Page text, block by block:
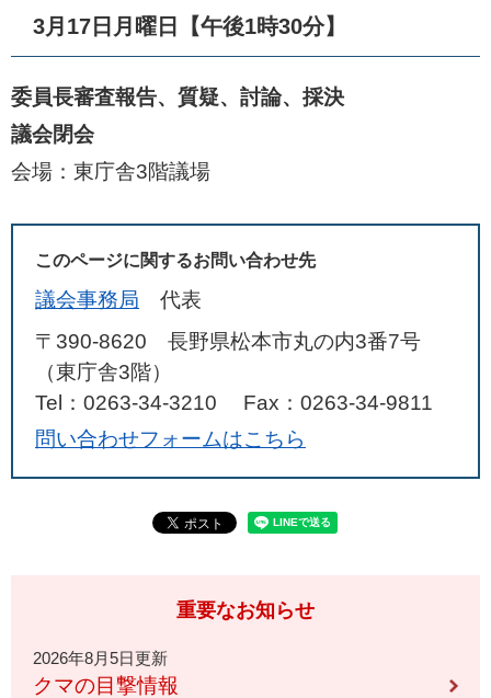
3月17日月曜日【午後1時30分】
委員長審査報告、質疑、討論、採決
議会閉会
会場：東庁舎3階議場
このページに関するお問い合わせ先
議会事務局
代表
〒390-8620 長野県松本市丸の内3番7号
（東庁舎3階）
Tel：0263-34-3210
Fax：0263-34-9811
問い合わせフォームはこちら
重要なお知らせ
2026年8月5日更新
クマの目撃情報